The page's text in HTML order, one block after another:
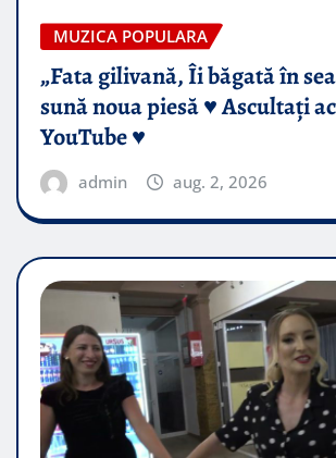
MUZICA POPULARA
„Fata gilivană, Îi băgată în
sună noua piesă ♥️ Ascultați
YouTube ♥️
admin aug. 2, 2026